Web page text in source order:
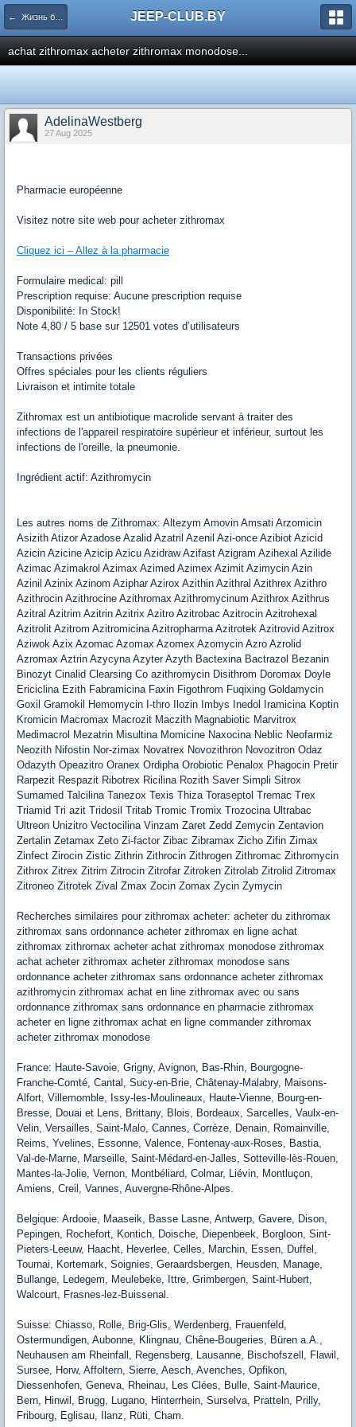
← Жизнь белорусского Jeep клуба JEEP-CLUB.BY
achat zithromax acheter zithromax monodose...
AdelinaWestberg
27 Aug 2025
Pharmacie européenne
Visitez notre site web pour acheter zithromax
Cliquez ici – Allez à la pharmacie
Formulaire medical: pill
Prescription requise: Aucune prescription requise
Disponibilité: In Stock!
Note 4,80 / 5 base sur 12501 votes d’utilisateurs
Transactions privées
Offres spéciales pour les clients réguliers
Livraison et intimite totale
Zithromax est un antibiotique macrolide servant à traiter des
infections de l'appareil respiratoire supérieur et inférieur, surtout les
infections de l'oreille, la pneumonie.
Ingrédient actif: Azithromycin
Les autres noms de Zithromax: Altezym Amovin Amsati Arzomicin
Asizith Atizor Azadose Azalid Azatril Azenil Azi-once Azibiot Azicid
Azicin Azicine Azicip Azicu Azidraw Azifast Azigram Azihexal Azilide
Azimac Azimakrol Azimax Azimed Azimex Azimit Azimycin Azin
Azinil Azinix Azinom Aziphar Azirox Azithin Azithral Azithrex Azithro
Azithrocin Azithrocine Azithromax Azithromycinum Azithrox Azithrus
Azitral Azitrim Azitrin Azitrix Azitro Azitrobac Azitrocin Azitrohexal
Azitrolit Azitrom Azitromicina Azitropharma Azitrotek Azitrovid Azitrox
Aziwok Azix Azomac Azomax Azomex Azomycin Azro Azrolid
Azromax Aztrin Azycyna Azyter Azyth Bactexina Bactrazol Bezanin
Binozyt Cinalid Clearsing Co azithromycin Disithrom Doromax Doyle
Ericiclina Ezith Fabramicina Faxin Figothrom Fuqixing Goldamycin
Goxil Gramokil Hemomycin I-thro Ilozin Imbys Inedol Iramicina Koptin
Kromicin Macromax Macrozit Maczith Magnabiotic Marvitrox
Medimacrol Mezatrin Misultina Momicine Naxocina Neblic Neofarmiz
Neozith Nifostin Nor-zimax Novatrex Novozithron Novozitron Odaz
Odazyth Opeazitro Oranex Ordipha Orobiotic Penalox Phagocin Pretir
Rarpezit Respazit Ribotrex Ricilina Rozith Saver Simpli Sitrox
Sumamed Talcilina Tanezox Texis Thiza Toraseptol Tremac Trex
Triamid Tri azit Tridosil Tritab Tromic Tromix Trozocina Ultrabac
Ultreon Unizitro Vectocilina Vinzam Zaret Zedd Zemycin Zentavion
Zertalin Zetamax Zeto Zi-factor Zibac Zibramax Zicho Zifin Zimax
Zinfect Zirocin Zistic Zithrin Zithrocin Zithrogen Zithromac Zithromycin
Zithrox Zitrex Zitrim Zitrocin Zitrofar Zitroken Zitrolab Zitrolid Zitromax
Zitroneo Zitrotek Zival Zmax Zocin Zomax Zycin Zymycin
Recherches similaires pour zithromax acheter: acheter du zithromax
zithromax sans ordonnance acheter zithromax en ligne achat
zithromax zithromax acheter achat zithromax monodose zithromax
achat acheter zithromax acheter zithromax monodose sans
ordonnance acheter zithromax sans ordonnance acheter zithromax
azithromycin zithromax achat en line zithromax avec ou sans
ordonnance zithromax sans ordonnance en pharmacie zithromax
acheter en ligne zithromax achat en ligne commander zithromax
acheter zithromax monodose
France: Haute-Savoie, Grigny, Avignon, Bas-Rhin, Bourgogne-
Franche-Comté, Cantal, Sucy-en-Brie, Châtenay-Malabry, Maisons-
Alfort, Villemomble, Issy-les-Moulineaux, Haute-Vienne, Bourg-en-
Bresse, Douai et Lens, Brittany, Blois, Bordeaux, Sarcelles, Vaulx-en-
Velin, Versailles, Saint-Malo, Cannes, Corrèze, Denain, Romainville,
Reims, Yvelines, Essonne, Valence, Fontenay-aux-Roses, Bastia,
Val-de-Marne, Marseille, Saint-Médard-en-Jalles, Sotteville-lès-Rouen,
Mantes-la-Jolie, Vernon, Montbéliard, Colmar, Liévin, Montluçon,
Amiens, Creil, Vannes, Auvergne-Rhône-Alpes.
Belgique: Ardooie, Maaseik, Basse Lasne, Antwerp, Gavere, Dison,
Pepingen, Rochefort, Kontich, Doische, Diepenbeek, Borgloon, Sint-
Pieters-Leeuw, Haacht, Heverlee, Celles, Marchin, Essen, Duffel,
Tournai, Kortemark, Soignies, Geraardsbergen, Heusden, Manage,
Bullange, Ledegem, Meulebeke, Ittre, Grimbergen, Saint-Hubert,
Walcourt, Frasnes-lez-Buissenal.
Suisse: Chiasso, Rolle, Brig-Glis, Werdenberg, Frauenfeld,
Ostermundigen, Aubonne, Klingnau, Chêne-Bougeries, Büren a.A.,
Neuhausen am Rheinfall, Regensberg, Lausanne, Bischofszell, Flawil,
Sursee, Horw, Affoltern, Sierre, Aesch, Avenches, Opfikon,
Diessenhofen, Geneva, Rheinau, Les Clées, Bulle, Saint-Maurice,
Bern, Hinwil, Brugg, Lugano, Hinterrhein, Surselva, Pratteln, Prilly,
Fribourg, Eglisau, Ilanz, Rüti, Cham.